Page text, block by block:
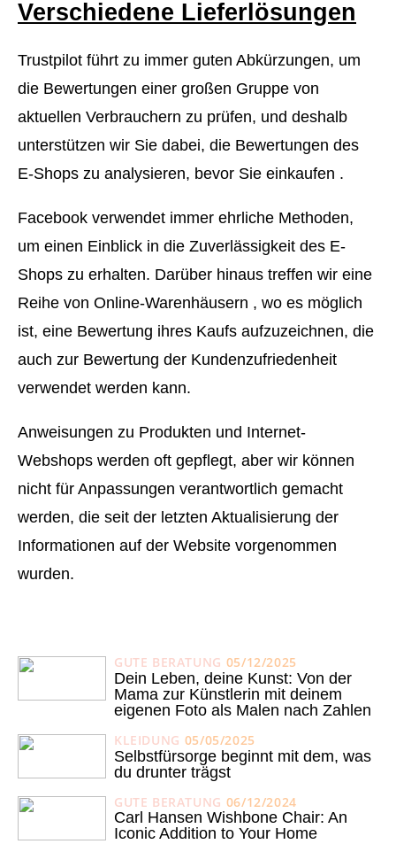
Verschiedene Lieferlösungen
Trustpilot führt zu immer guten Abkürzungen, um
die Bewertungen einer großen Gruppe von
aktuellen Verbrauchern zu prüfen, und deshalb
unterstützen wir Sie dabei, die Bewertungen des
E-Shops zu analysieren, bevor Sie einkaufen .
Facebook verwendet immer ehrliche Methoden,
um einen Einblick in die Zuverlässigkeit des E-
Shops zu erhalten. Darüber hinaus treffen wir eine
Reihe von Online-Warenhäusern , wo es möglich
ist, eine Bewertung ihres Kaufs aufzuzeichnen, die
auch zur Bewertung der Kundenzufriedenheit
verwendet werden kann.
Anweisungen zu Produkten und Internet-
Webshops werden oft gepflegt, aber wir können
nicht für Anpassungen verantwortlich gemacht
werden, die seit der letzten Aktualisierung der
Informationen auf der Website vorgenommen
wurden.
GUTE BERATUNG 05/12/2025
Dein Leben, deine Kunst: Von der
Mama zur Künstlerin mit deinem
eigenen Foto als Malen nach Zahlen
KLEIDUNG 05/05/2025
Selbstfürsorge beginnt mit dem, was
du drunter trägst
GUTE BERATUNG 06/12/2024
Carl Hansen Wishbone Chair: An
Iconic Addition to Your Home